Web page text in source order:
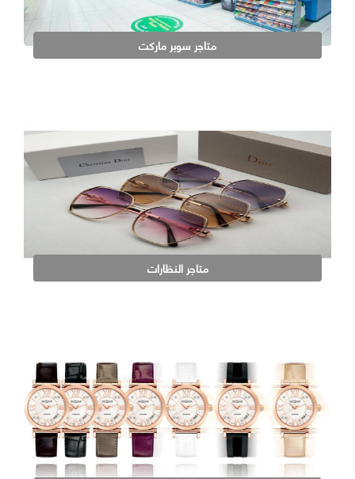
متاجر سوبر ماركت
متاجر النظارات